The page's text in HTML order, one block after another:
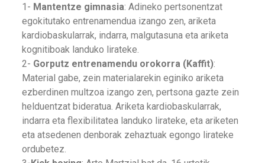
1- Mantentze gimnasia: Adineko pertsonentzat
egokitutako entrenamendua izango zen, ariketa
kardiobaskularrak, indarra, malgutasuna eta ariketa
kognitiboak landuko lirateke.
2- Gorputz entrenamendu orokorra (Kaffit):
Material gabe, zein materialarekin eginiko ariketa
ezberdinen multzoa izango zen, pertsona gazte zein
helduentzat bideratua. Ariketa kardiobaskularrak,
indarra eta flexibilitatea landuko lirateke, eta ariketen
eta atsedenen denborak zehaztuak egongo lirateke
ordubetez.